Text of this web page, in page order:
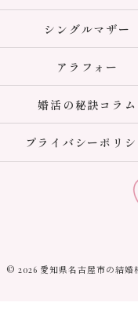
シングルマザー
アラフォー
婚活の秘訣コラム
プライバシーポリシ
© 2026 愛知県名古屋市の結婚